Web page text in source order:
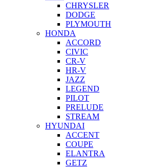
CHRYSLER
DODGE
PLYMOUTH
HONDA
ACCORD
CIVIC
CR-V
HR-V
JAZZ
LEGEND
PILOT
PRELUDE
STREAM
HYUNDAI
ACCENT
COUPE
ELANTRA
GETZ